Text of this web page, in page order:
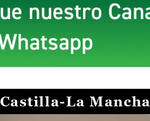
Castilla-La